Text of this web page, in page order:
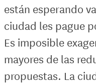
están esperando
ciudad les pague
Es imposible
mayores de las
propuestas. La